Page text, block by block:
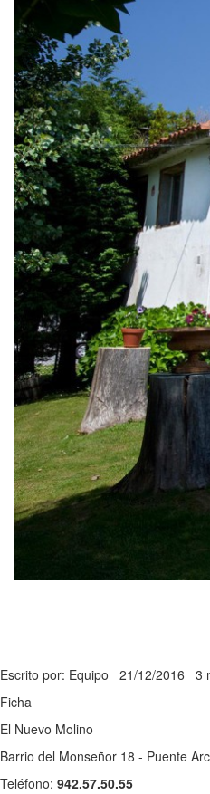
Escrito por: Equipo 21/12/2016 3
Ficha
El Nuevo Molino
Barrio del Monseñor 18 - Puente
Teléfono: 942.57.50.55